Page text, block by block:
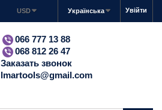
Увійти
Українська
USD
066 777 13 88
068 812 26 47
Заказать звонок
lmartools@gmail.com